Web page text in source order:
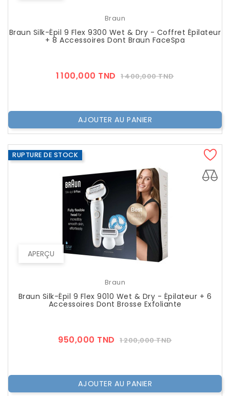
Braun
Braun Silk-Épil 9 Flex 9300 Wet & Dry - Coffret Épilateur
+ 8 Accessoires Dont Braun FaceSpa
1 100,000 TND Prix
1 400,000 TNDPrix
AJOUTER AU PANIER
APERÇU
RUPTURE DE STOCK
Braun
Braun Silk-Épil 9 Flex 9010 Wet & Dry - Épilateur + 6
Accessoires Dont Brosse Exfoliante
950,000 TND Prix
1 200,000 TNDPrix
AJOUTER AU PANIER